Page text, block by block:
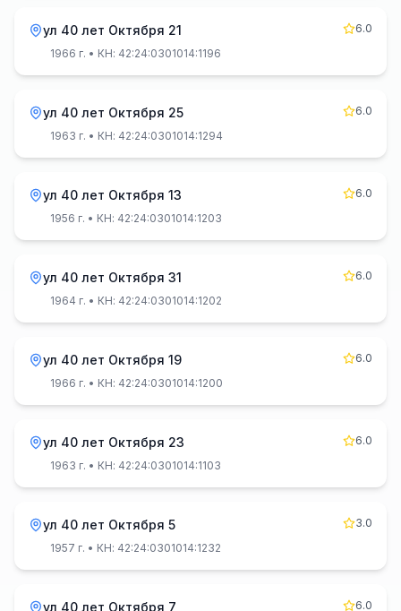
ул 40 лет Октября 21
6.0
1966 г. • КН: 42:24:0301014:1196
ул 40 лет Октября 25
6.0
1963 г. • КН: 42:24:0301014:1294
ул 40 лет Октября 13
6.0
1956 г. • КН: 42:24:0301014:1203
ул 40 лет Октября 31
6.0
1964 г. • КН: 42:24:0301014:1202
ул 40 лет Октября 19
6.0
1966 г. • КН: 42:24:0301014:1200
ул 40 лет Октября 23
6.0
1963 г. • КН: 42:24:0301014:1103
ул 40 лет Октября 5
3.0
1957 г. • КН: 42:24:0301014:1232
ул 40 лет Октября 7
6.0